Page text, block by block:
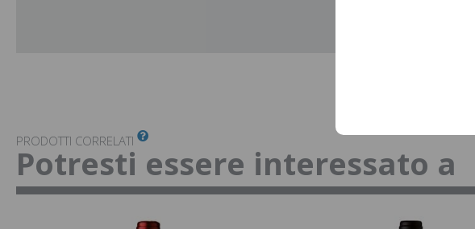
PRODOTTI CORRELATI
Potresti essere interessato a